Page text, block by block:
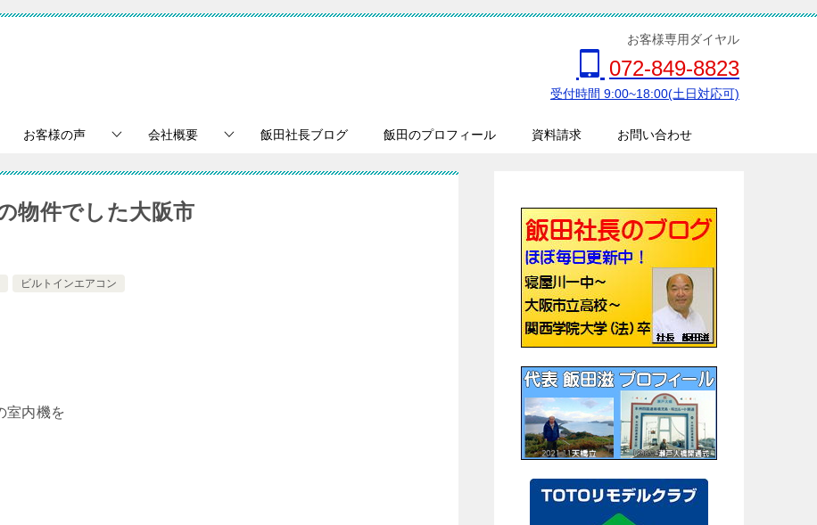
お客様専用ダイヤル
072-849-8823
受付時間 9:00~18:00(土日対応可)
お客様の声 会社概要 飯田社長ブログ 飯田のプロフィール 資料請求 お問い合わせ
物件でした大阪市
ビルトインエアコン
室内機を